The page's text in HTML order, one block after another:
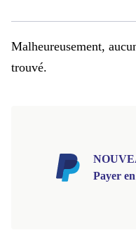
Malheureusement,
trouvé.
Payer